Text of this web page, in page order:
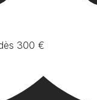
300 €